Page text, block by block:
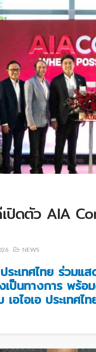
ปิดตัว AIA
NEWS
ระเทศไทย ร่วม
ป็นทางการ พร้อ
อไอเอ ประเทศไท